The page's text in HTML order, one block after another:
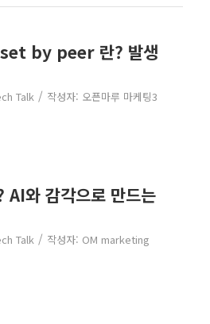
by peer 란? 발생
Talk / 작성자: 오픈마루 마케팅3
AI와 감각으로 만드는
Talk / 작성자: OM marketing